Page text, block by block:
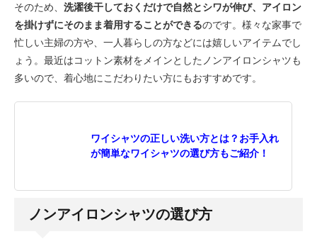
そのため、 洗濯後干しておくだけで自然とシワが伸び、アイロン
を掛けずにそのまま着用することができるのです。様々な家事で
忙しい主婦の方や、一人暮らしの方などには嬉しいアイテムでし
ょう。最近はコットン素材をメインとしたノンアイロンシャツも
多いので、着心地にこだわりたい方にもおすすめです。
ワイシャツの正しい洗い方とは？お手入れ
が簡単なワイシャツの選び方もご紹介！
ノンアイロンシャツの選び方